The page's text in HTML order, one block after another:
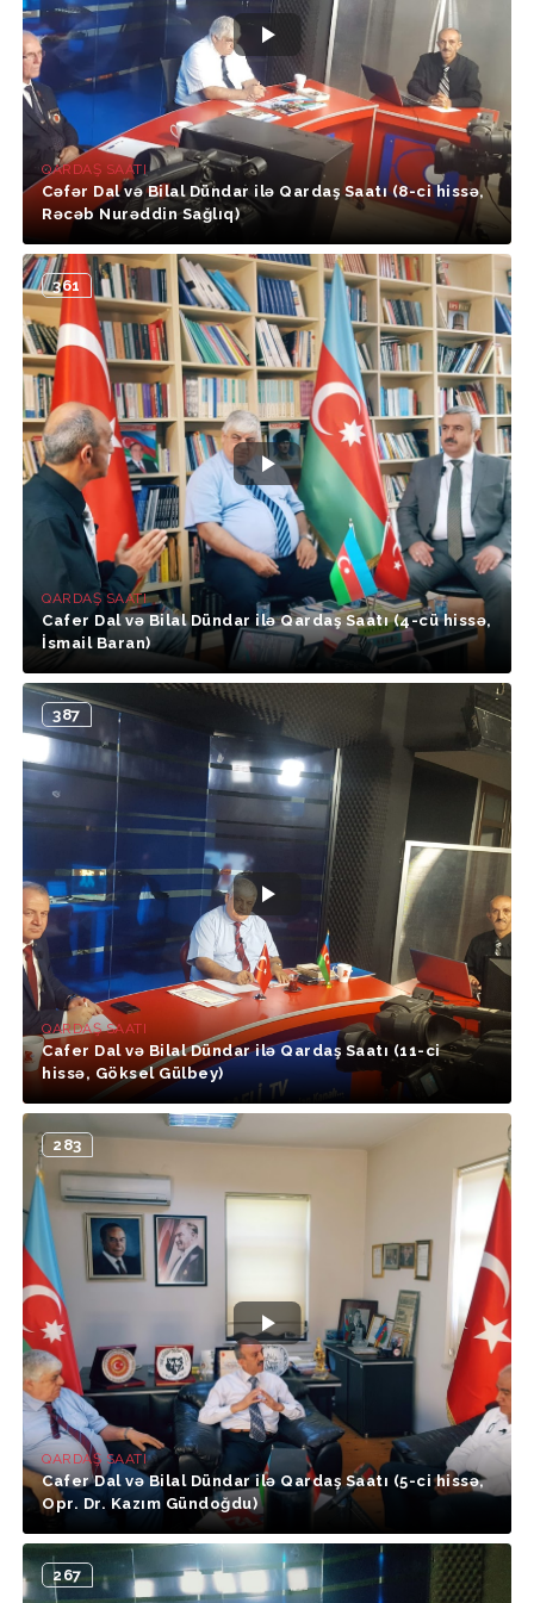
QARDAŞ SAATI
Cəfər Dal və Bilal Dündar ilə Qardaş Saatı (8-ci hissə,
Rəcəb Nurəddin Sağlıq)
361
QARDAŞ SAATI
Cafer Dal və Bilal Dündar ilə Qardaş Saatı (4-cü hissə,
İsmail Baran)
387
QARDAŞ SAATI
Cafer Dal və Bilal Dündar ilə Qardaş Saatı (11-ci
hissə, Göksel Gülbey)
283
QARDAŞ SAATI
Cafer Dal və Bilal Dündar ilə Qardaş Saatı (5-ci hissə,
Opr. Dr. Kazım Gündoğdu)
267